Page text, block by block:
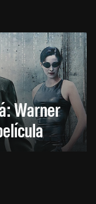
Warner